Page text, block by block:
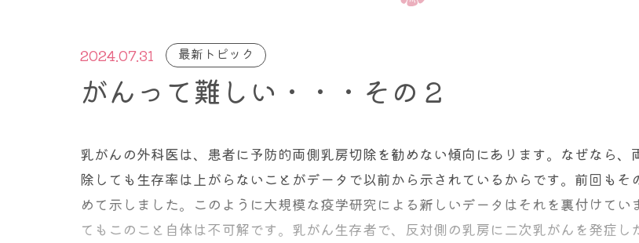
2024.07.31 最新トピック
がんって難しい・・・その２
乳がんの外科医は、患者に予防的両側乳房切除を勧めない傾向にあります。なぜなら、
除しても生存率は上がらないことがデータで以前から示されているからです。前回もそ
めて示しました。このように大規模な疫学研究による新しいデータはそれを裏付けてい
てもこのこと自体は不可解です。乳がん生存者で、反対側の乳房に二次乳がんを発症し